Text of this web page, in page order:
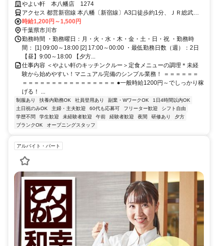
フトで働きやすい！＜オンライン面接実施中＞
やよい軒 本八幡店 1274
アクセス 都営新宿線 本八幡〔新宿線〕A3口徒歩約1分、ＪＲ総武本
線 本八幡〔ＪＲ〕北口徒歩約3分、京成本線 京成八幡出口2徒歩約5
分 本八幡駅A3口より徒歩1分
時給1,200円～1,500円
千葉県市川市
勤務時間 ・勤務曜日：月・火・水・木・金・土・日・祝 ・勤務時
間： [1] 09:00～18:00 [2] 17:00～00:00 ・最低勤務日数（週）：2日
【昼】9:00～18:00 【夕方...
仕事内容 ＜やよい軒のキッチンクルー＞定食メニューの調理＊未経
験から始めやすい！マニュアル完備のシンプル業務！ ＝＝＝＝＝＝
＝＝＝＝＝＝＝＝＝＝＝＝＝＝＝＝ ●一般時給1200円～でしっかり稼
げる！ ...
制服あり 扶養内勤務OK 社員登用あり 副業・WワークOK
1日4時間以内OK
土日祝のみOK
主婦・主夫歓迎 60代も応募可 フリーター歓迎
シフト自由
学歴不問
学生歓迎 未経験者歓迎 午前 経験者歓迎 夜間 研修あり
夕方
ブランクOK
オープニングスタッフ
アルバイト・パート